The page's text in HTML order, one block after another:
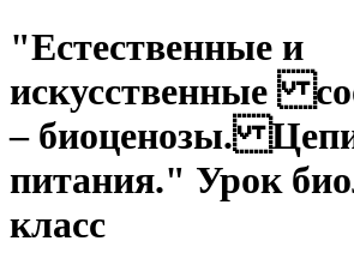
"Естественные и
искусственные
– биоценозы.
питания." Урок
класс